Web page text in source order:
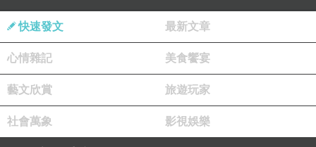
樂器技術推動十二平均律的標準化
樂器越大型、越複雜，越需要統一音高系統。鋼琴與管風
琴是關鍵：
- 它們無法即時微調
- 需要固定音高系統
- 需要跨地域保持一致
快速發文 最新文章
心情雜記 美食饗宴
藝文欣賞 旅遊玩家
社會萬象 影視娛樂